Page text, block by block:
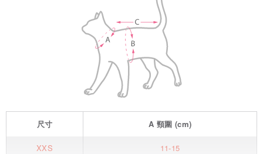
尺寸 A 頸圍 (cm)
XXS 11-15